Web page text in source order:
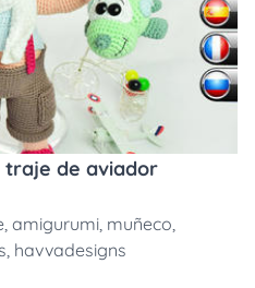
traje de aviador
, amigurumi, muñeco,
, havvadesigns